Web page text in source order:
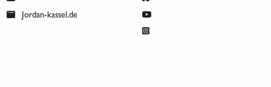
Jordan-kassel.de